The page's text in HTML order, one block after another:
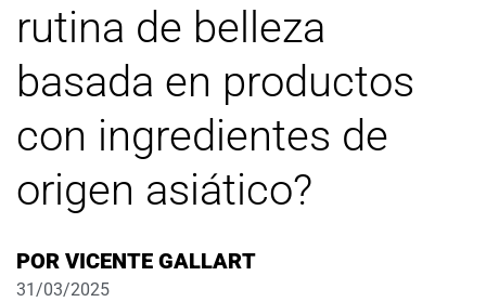
rutina de belleza
basada en productos
con ingredientes de
origen asiático?
POR VICENTE GALLART
31/03/2025